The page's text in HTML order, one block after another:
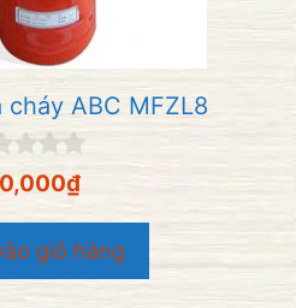
ABC MFZL8
₫
giỏ hàng